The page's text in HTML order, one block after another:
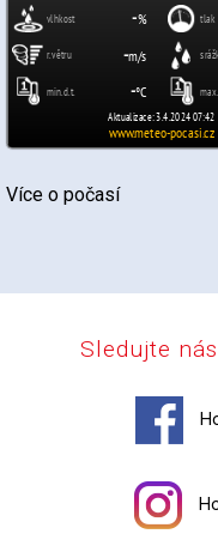
Více o počasí
Sledujte